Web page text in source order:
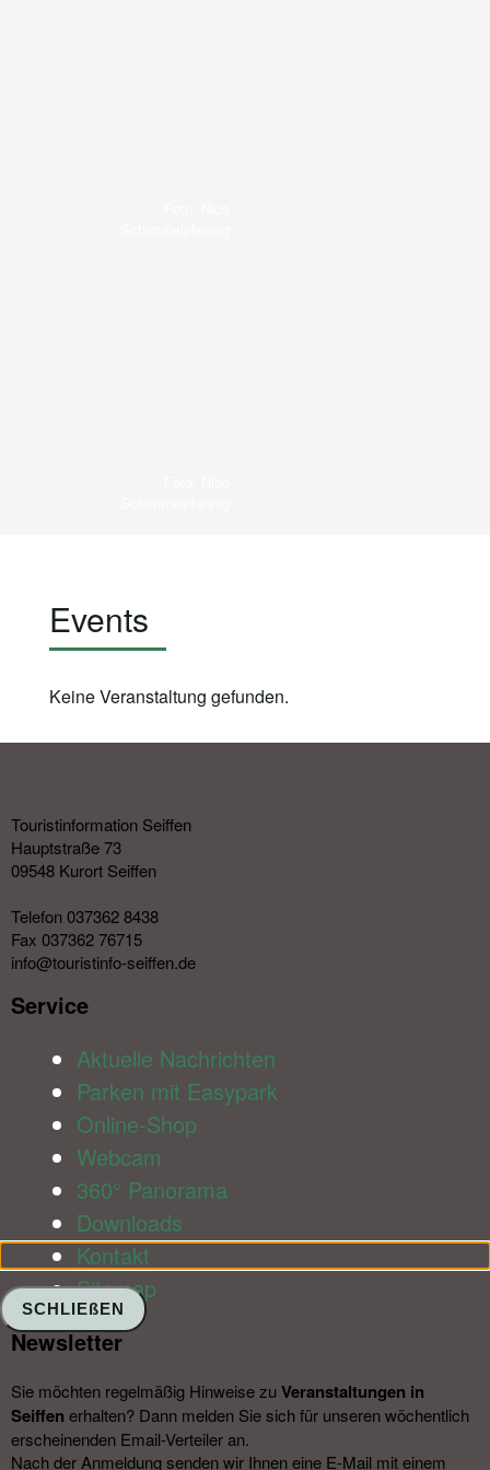
Events
Keine Veranstaltung gefunden.
Touristinformation Seiffen
Hauptstraße 73
09548 Kurort Seiffen
Telefon 037362 8438
Fax 037362 76715
info@touristinfo-seiffen.de
Service​
Aktuelle Nachrichten
Parken mit Easypark
Online-Shop
Webcam
360° Panorama
Downloads
Kontakt
Sitemap
Newsletter​
Sie möchten regelmäßig Hinweise zu Veranstal­tungen in
Seiffen erhalten? Dann melden Sie sich für unseren wöchentlich
erscheinenden Email-Verteiler an.
Nach der Anmeldung senden wir Ihnen eine E-Mail mit einem
SCHLIEßEN